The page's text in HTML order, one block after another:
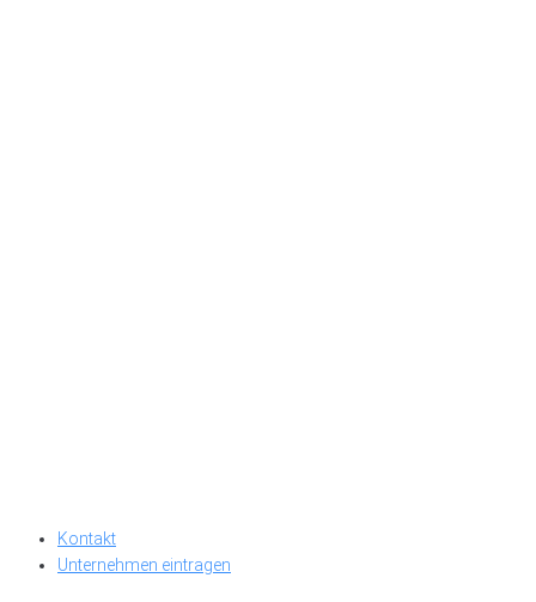
Kontakt
Unternehmen eintragen